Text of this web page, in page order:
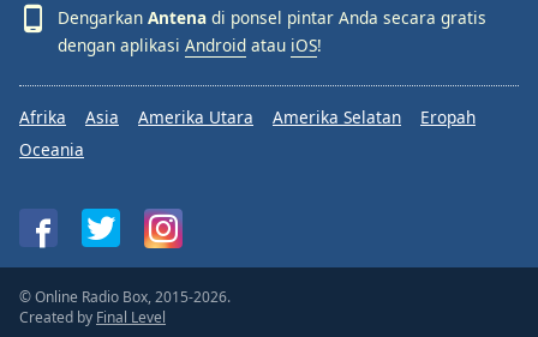
Dengarkan Antena di ponsel pintar Anda secara gratis
dengan aplikasi Android atau iOS!
Afrika Asia Amerika Utara Amerika Selatan
Eropah
Oceania
© Online Radio Box, 2015-2026.
Created by Final Level